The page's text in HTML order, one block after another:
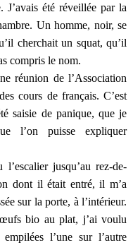
J’avais été réveillée par la
Un homme, noir, se
cherchait un squat, qu’il
compris le nom.
réunion de l’Association
cours de français. C’est
saisie de panique, que je
l’on puisse expliquer
jusqu’au rez-de-
dont il était entré, il m’a
sur la porte, à l’intérieur.
bio au plat, j’ai voulu
l’une sur l’autre